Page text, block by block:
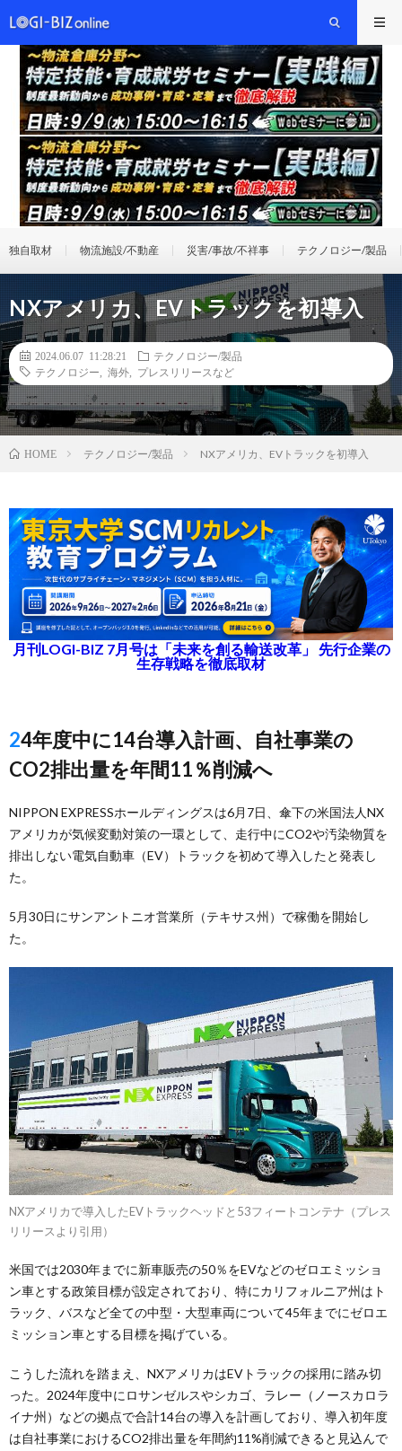
独自取材 物流施設/不動産 災害/事故/不祥事 テクノロジー/製品
NXアメリカ、EVトラックを初導入
2024.06.07 11:28:21
テクノロジー/製品
テクノロジー
海外 プレスリリースなど
HOME テクノロジー/製品 NXアメリカ、EVトラックを初導入
月刊LOGI-BIZ 7月号は「未来を創る輸送改革」 先行企業の
生存戦略を徹底取材
24年度中に14台導入計画、自社事業の
CO2排出量を年間11％削減へ
NIPPON EXPRESSホールディングスは6月7日、傘下の米国法人NX
アメリカが気候変動対策の一環として、走行中にCO2や汚染物質を
排出しない電気自動車（EV）トラックを初めて導入したと発表し
た。
5月30日にサンアントニオ営業所（テキサス州）で稼働を開始し
た。
NXアメリカで導入したEVトラックヘッドと53フィートコンテナ（プレス
リリースより引用）
米国では2030年までに新車販売の50％をEVなどのゼロエミッショ
ン車とする政策目標が設定されており、特にカリフォルニア州はト
ラック、バスなど全ての中型・大型車両について45年までにゼロエ
ミッション車とする目標を掲げている。
こうした流れを踏まえ、NXアメリカはEVトラックの採用に踏み切
った。2024年度中にロサンゼルスやシカゴ、ラレー（ノースカロラ
イナ州）などの拠点で合計14台の導入を計画しており、導入初年度
は自社事業におけるCO2排出量を年間約11%削減できると見込んで